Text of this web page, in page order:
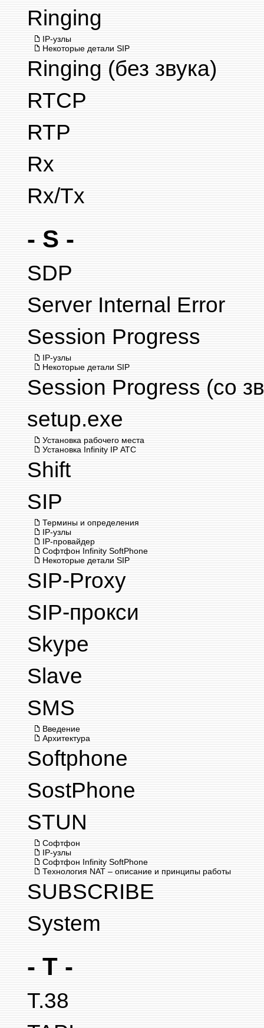
Ringing
IP-узлы
Некоторые детали SIP
Ringing (без звука)
RTCP
RTP
Rx
Rx/Tx
- S -
SDP
Server Internal Error
Session Progress
IP-узлы
Некоторые детали SIP
Session Progress (со
setup.exe
Установка рабочего места
Установка Infinity IP АТС
Shift
SIP
Термины и определения
IP-узлы
IP-провайдер
Софтфон Infinity SoftPhone
Некоторые детали SIP
SIP-Proxy
SIP-прокси
Skype
Slave
SMS
Введение
Архитектура
Softphone
SostPhone
STUN
Софтфон
IP-узлы
Софтфон Infinity SoftPhone
Технология NAT – описание и принципы работы
SUBSCRIBE
System
- T -
T.38